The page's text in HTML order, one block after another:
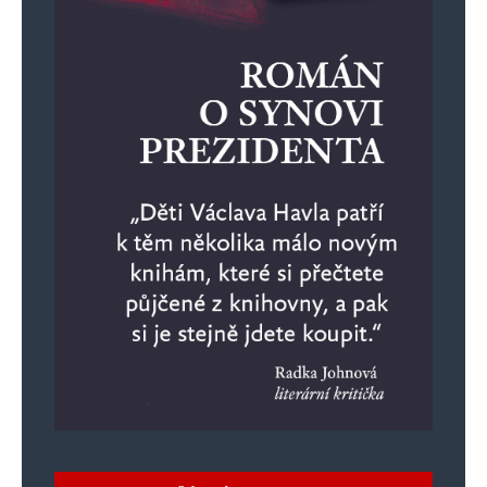
Zírám na to, co prováděl námestek Kolařík za
Piráty, také zuřivý bojovník za práva žen
v base za znásilnění..
Beztrestně, jak je u pětidemolice obvyklé.
idnes 8.11.2023: Pražští policisté odložili
prověřování incidentu z letošního června, při
kterém se dostali do potyčky tehdejší náměstek
ministra vnitra Lukáš Kolářík a jeho asistentka.
mezi Koláříkem, jeho manželkou a jeho